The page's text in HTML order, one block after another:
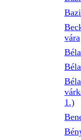
vára
1.)